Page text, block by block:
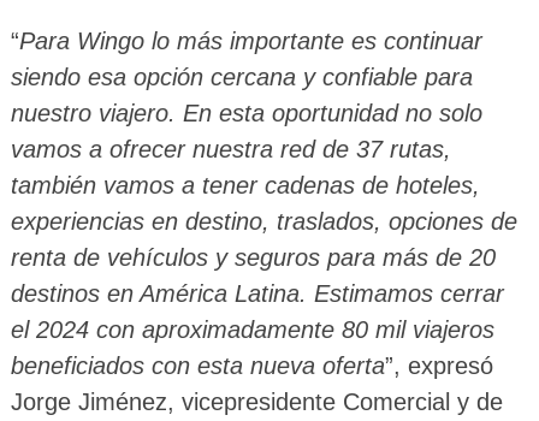
“Para Wingo lo más importante es continuar
siendo esa opción cercana y confiable para
nuestro viajero. En esta oportunidad no solo
vamos a ofrecer nuestra red de 37 rutas,
también vamos a tener cadenas de hoteles,
experiencias en destino, traslados, opciones de
renta de vehículos y seguros para más de 20
destinos en América Latina. Estimamos cerrar
el 2024 con aproximadamente 80 mil viajeros
beneficiados con esta nueva oferta”, expresó
Jorge Jiménez, vicepresidente Comercial y de